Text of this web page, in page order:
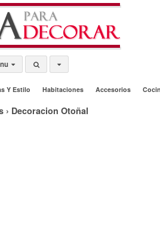
Y Estilo Habitaciones Accesorios
› Decoracion Otoñal